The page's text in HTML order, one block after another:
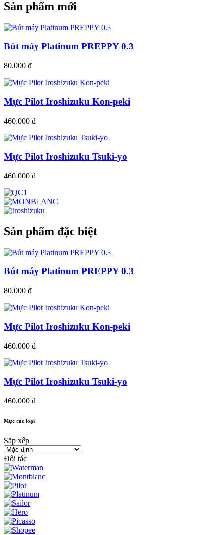
Sản phẩm mới
Bút máy Platinum PREPPY 0.3
80.000 đ
Mực Pilot Iroshizuku Kon-peki
460.000 đ
Mực Pilot Iroshizuku Tsuki-yo
460.000 đ
Sản phẩm đặc biệt
Bút máy Platinum PREPPY 0.3
80.000 đ
Mực Pilot Iroshizuku Kon-peki
460.000 đ
Mực Pilot Iroshizuku Tsuki-yo
460.000 đ
Mực các loại
Sắp xếp
Đối tác